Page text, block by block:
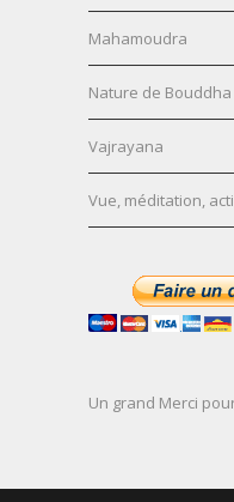
Mahamoudra
Nature de Bouddha
Vajrayana
Vue, méditation,
Un grand Merci